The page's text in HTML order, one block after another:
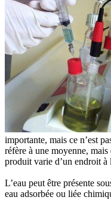
importante, mais ce n’est
réfère à une moyenne,
produit varie d’un endroit à
L’eau peut être présente
eau adsorbée ou liée